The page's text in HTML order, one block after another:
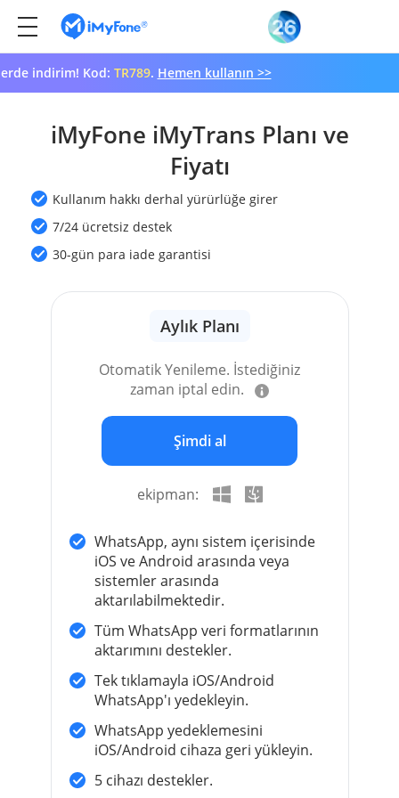
indirim! Kod:TR789.Hemen kullanın >>
iMyFone iMyTrans Planı ve
Fiyatı
Kullanım hakkı derhal yürürlüğe girer
7/24 ücretsiz destek
30-gün para iade garantisi
Aylık Planı
Otomatik Yenileme. İstediğiniz
zaman iptal edin.
Şimdi al
ekipman:
WhatsApp, aynı sistem içerisinde
iOS ve Android arasında veya
sistemler arasında
aktarılabilmektedir.
Tüm WhatsApp veri formatlarının
aktarımını destekler.
Tek tıklamayla iOS/Android
WhatsApp'ı yedekleyin.
WhatsApp yedeklemesini
iOS/Android cihaza geri yükleyin.
5 cihazı destekler.